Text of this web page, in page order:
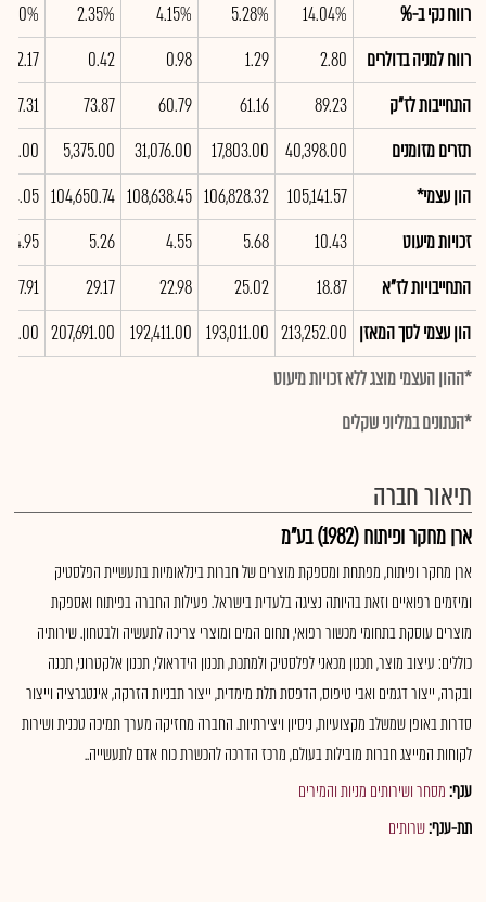
רווח נקי ב-%
14.04%
5.28%
4.15%
2.35%
רווח למניה בדולרים
2.80
1.29
0.98
0.42
2.17
התחייבות לז"ק
89.23
61.16
60.79
73.87
87.31
תזרים מזומנים
40,398.00
17,803.00
31,076.00
5,375.00
הון עצמי*
105,141.57
106,828.32
108,638.45
104,650.74
זכויות מיעוט
10.43
5.68
4.55
5.26
4.95
התחייבויות לז"א
18.87
25.02
22.98
29.17
37.91
הון עצמי לסך המאזן 213,252.00
193,011.00
192,411.00
207,691.00
*ההון העצמי מוצג ללא זכויות מיעוט
*הנתונים במליוני שקלים
תיאור חברה
ארן מחקר ופיתוח (1982) בע"מ
ארן מחקר ופיתוח, מפתחת ומספקת מוצרים של חברות בינלאומיות בתעשיית הפלסטיק
ומיזמים רפואיים וזאת בהיותה נציגה בלעדית בישראל. פעילות החברה בפיתוח ואספקת
מוצרים עוסקת בתחומי מכשור רפואי, תחום המים ומוצרי צריכה לתעשיה ולבטחון. שירותיה
כוללים: עיצוב מוצר, תכנון מכאני לפלסטיק ולמתכת, תכנון הידראולי, תכנון אלקטרוני, תכנה
ובקרה, ייצור דגמים ואבי טיפוס, הדפסת תלת מימדית, ייצור תבניות הזרקה, אינטגרציה וייצור
סדרות באופן שמשלב מקצועיות, ניסיון ויצירתיות. החברה מחזיקה מערך תמיכה טכנית ושירות
לקוחות המייצג חברות מובילות בעולם, מרכז הדרכה להכשרת כוח אדם לתעשייה..
ענף:מסחר ושירותים מניות והמירים
תת-ענף:שרותים